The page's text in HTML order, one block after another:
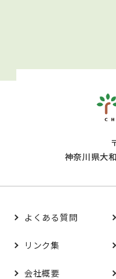
神奈川県大
よくある質問
リンク集
会社概要